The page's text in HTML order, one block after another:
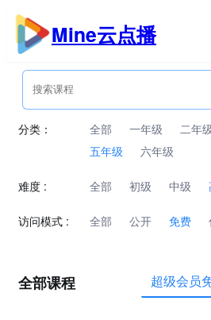
跳
内
Mine云点播
分类： 全部 一年级 二年
五年级
六年级
难度 : 全部 初级 中级
访问模式 : 全部 公开 免费
全部课程 超级会员